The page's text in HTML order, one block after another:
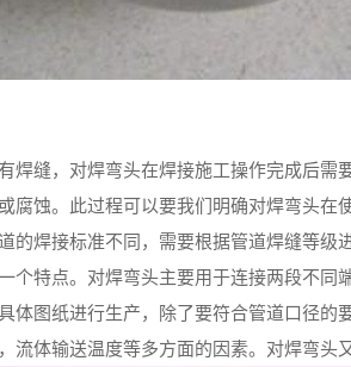
焊缝，对焊弯头在焊接施工操作完成后
腐蚀。此过程可以要我们明确对焊弯头在
的焊接标准不同，需要根据管道焊缝等
个特点。对焊弯头主要用于连接两段不同
体图纸进行生产，除了要符合管道口径
流体输送温度等多方面的因素。对焊弯头